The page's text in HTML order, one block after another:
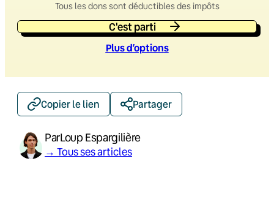
Tous les dons sont déductibles des impôts
C'est parti
Plus d’options
Copier le lien Partager
ParLoup Espargilière
→ Tous ses articles